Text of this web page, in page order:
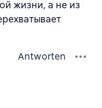
жизни, а не из
Antworten